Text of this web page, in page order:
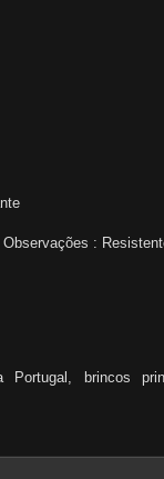
:
Portugal, brincos